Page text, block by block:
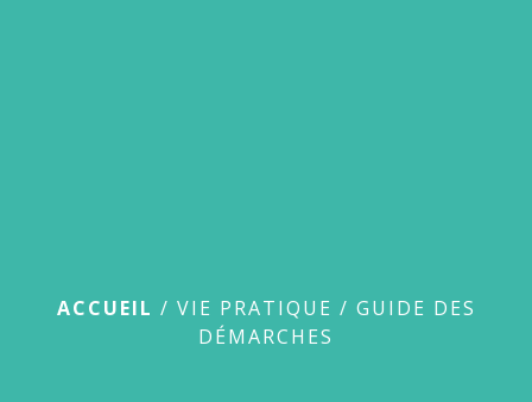
ACCUEIL / VIE PRATIQUE / GUIDE DES
DÉMARCHES